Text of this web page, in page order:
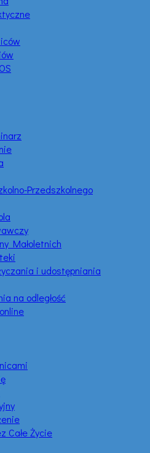
Przedszkolnego
Małoletnich
i udostępniania
na odległość
Całe Życie